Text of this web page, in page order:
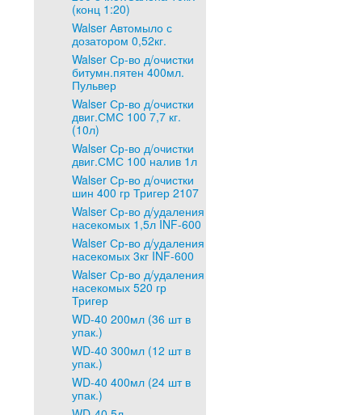
(конц 1:20)
Walser Автомыло с
дозатором 0,52кг.
Walser Ср-во д/очистки
битумн.пятен 400мл.
Пульвер
Walser Ср-во д/очистки
двиг.СМС 100 7,7 кг.
(10л)
Walser Ср-во д/очистки
двиг.СМС 100 налив 1л
Walser Ср-во д/очистки
шин 400 гр Тригер 2107
Walser Ср-во д/удаления
насекомых 1,5л INF-600
Walser Ср-во д/удаления
насекомых 3кг INF-600
Walser Ср-во д/удаления
насекомых 520 гр
Тригер
WD-40 200мл (36 шт в
упак.)
WD-40 300мл (12 шт в
упак.)
WD-40 400мл (24 шт в
упак.)